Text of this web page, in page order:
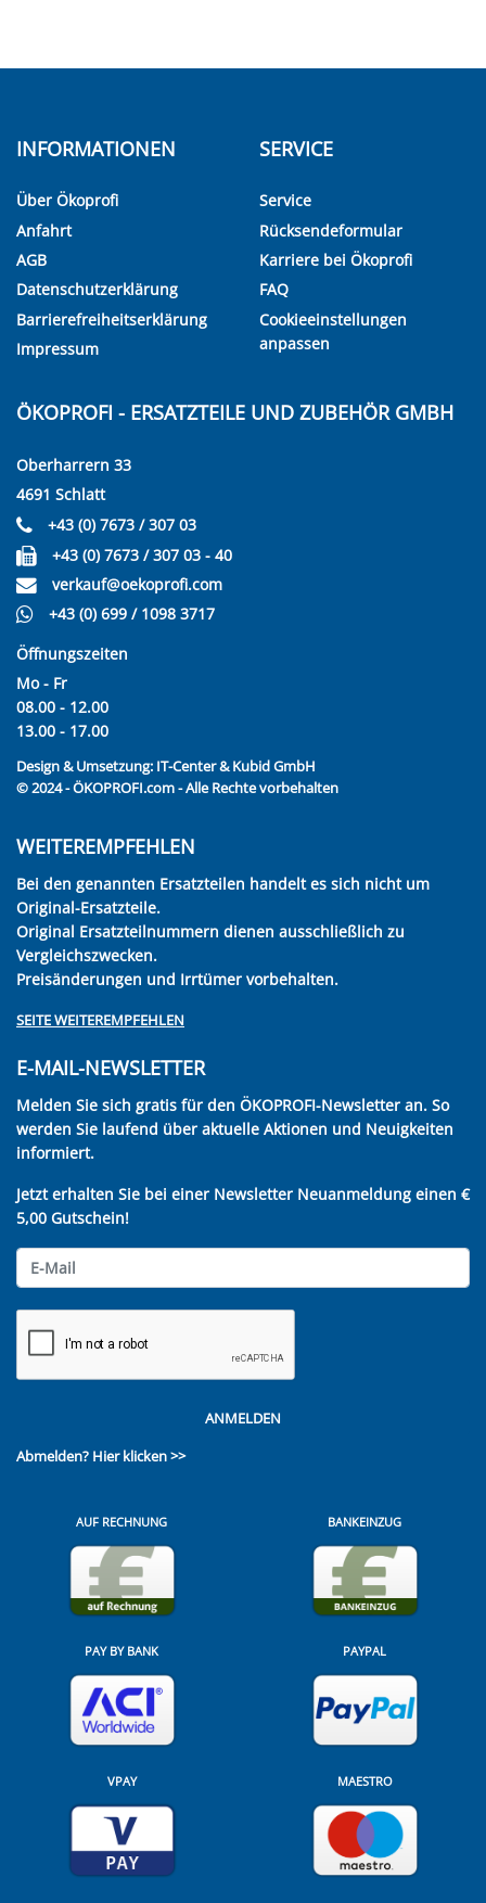
INFORMATIONEN
Über Ökoprofi
Anfahrt
AGB
Datenschutzerklärung
Barrierefreiheitserklärung
Impressum
SERVICE
Service
Rücksendeformular
Karriere bei Ökoprofi
FAQ
Cookieeinstellungen
anpassen
ÖKOPROFI - ERSATZTEILE UND ZUBEHÖR GMBH
Oberharrern 33
4691 Schlatt
+43 (0) 7673 / 307 03
+43 (0) 7673 / 307 03 - 40
verkauf@oekoprofi.com
+43 (0) 699 / 1098 3717
Öffnungszeiten
Mo - Fr
08.00 - 12.00
13.00 - 17.00
Design & Umsetzung: IT-Center & Kubid GmbH
© 2024 - ÖKOPROFI.com - Alle Rechte vorbehalten
WEITEREMPFEHLEN
Bei den genannten Ersatzteilen handelt es sich nicht um
Original-Ersatzteile.
Original Ersatzteilnummern dienen ausschließlich zu
Vergleichszwecken.
Preisänderungen und Irrtümer vorbehalten.
SEITE WEITEREMPFEHLEN
E-MAIL-NEWSLETTER
Melden Sie sich gratis für den ÖKOPROFI-Newsletter an. So
werden Sie laufend über aktuelle Aktionen und Neuigkeiten
informiert.
Jetzt erhalten Sie bei einer Newsletter Neuanmeldung einen €
5,00 Gutschein!
ANMELDEN
Abmelden? Hier klicken >>
AUF RECHNUNG BANKEINZUG
PAY BY BANK PAYPAL
VPAY MAESTRO